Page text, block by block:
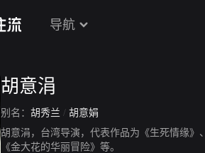
导航
胡意涓
别名： 胡秀兰 / 胡意娟
胡意涓，台湾导演，代表作品为《生死情缘
《金大花的华丽冒险》等。